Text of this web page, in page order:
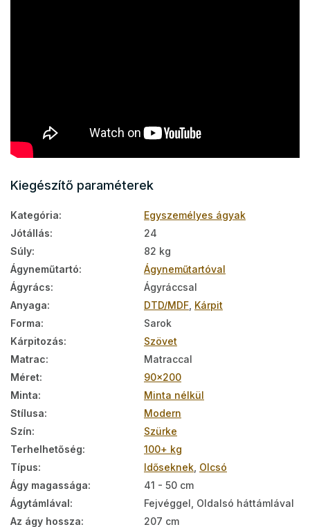
Kiegészítő paraméterek
Kategória:
Egyszemélyes ágyak
Jótállás:
24
Súly:
82 kg
Ágyneműtartó:
Ágyneműtartóval
Ágyrács:
Ágyráccsal
Anyaga: DTD/MDF Kárpit
Forma:
Sarok
Kárpitozás:
Szövet
Matrac:
Matraccal
Méret:
90x200
Minta:
Minta nélkül
Stílusa:
Modern
Szín:
Szürke
Terhelhetőség:
100+ kg
Típus: Időseknek Olcsó
Ágy magassága:
41 - 50 cm
Ágytámlával:
Fejvéggel, Oldalsó háttámlával
Az ágy hossza:
207 cm